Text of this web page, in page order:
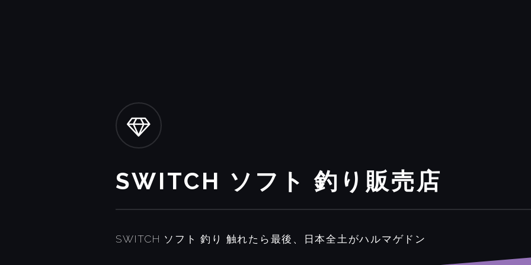
SWITCH ソフト 釣り販売店
SWITCH ソフト 釣り 触れたら最後、日本全土がハルマゲドン